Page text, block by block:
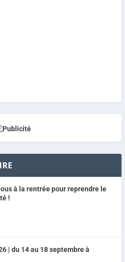
à la rentrée pour reprendre le
!
| du 14 au 18 septembre à